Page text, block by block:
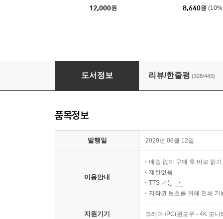
12,000원 8,640원
살고 싶다는 농담
도서정보 리뷰/한줄평 (328/443)
품목정보
발행일 2020년 08월 12일
이용안내
배송 없이 구매 후 바로 읽기
제한없음
TTS 가능
저작권 보호를 위해 인쇄 기
지원기기 크레마 /PC(윈도우 - 4K 모